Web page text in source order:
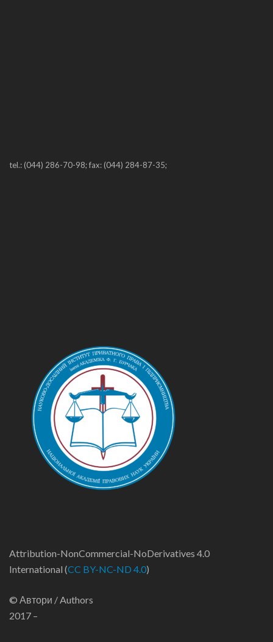
tel.: (044) 286-70-98; fax: (044) 284-87-35;
Attribution-NonCommercial-NoDerivatives 4.0
International (CC BY-NC-ND 4.0)
© Автори / Authors
2017 –